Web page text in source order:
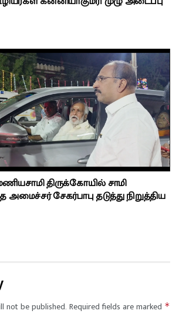
திருக்கோயில் சாமி
அமைச்சர் சேகர்பாபு தடுத்து நிறுத்திய
not be published. Required fields are marked *